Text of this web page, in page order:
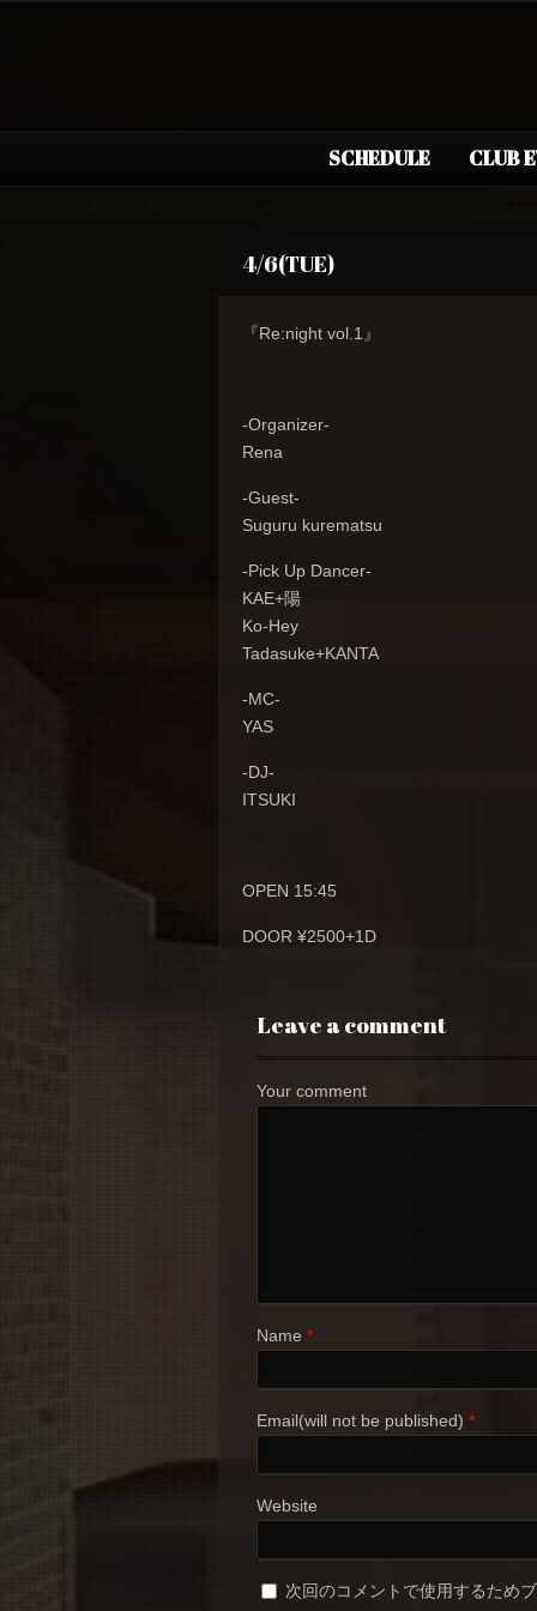
SCHEDULE CLUB
4/6(TUE)
『Re:night vol.1』
-Organizer-
Rena
-Guest-
Suguru kurematsu
-Pick Up Dancer-
KAE+陽
Ko-Hey
Tadasuke+KANTA
-MC-
YAS
-DJ-
ITSUKI
OPEN 15:45
DOOR ¥2500+1D
Leave a comment
Your comment
Name *
Email(will not be published) *
Website
次回のコメントで使用するため